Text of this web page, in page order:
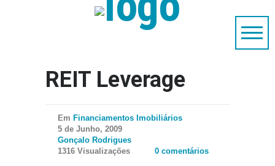
REIT Leverage
Em Financiamentos Imobiliários
5 de Junho, 2009
Gonçalo Rodrigues
1316 Visualizações
0 comentários